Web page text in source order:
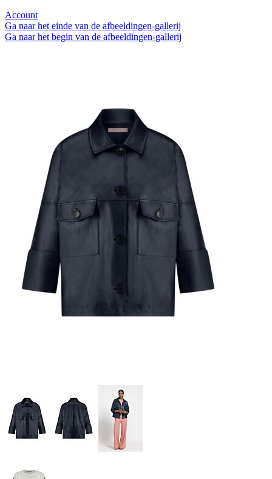
Account
Ga naar het einde van de afbeeldingen-gallerij
Ga naar het begin van de afbeeldingen-gallerij